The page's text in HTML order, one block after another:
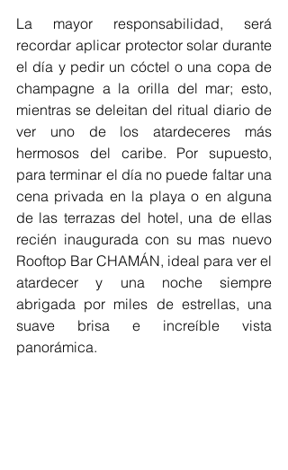
La mayor responsabilidad, será
recordar aplicar protector solar durante
el día y pedir un cóctel o una copa de
champagne a la orilla del mar; esto,
mientras se deleitan del ritual diario de
ver uno de los atardeceres más
hermosos del caribe. Por supuesto,
para terminar el día no puede faltar una
cena privada en la playa o en alguna
de las terrazas del hotel, una de ellas
recién inaugurada con su mas nuevo
Rooftop Bar CHAMÁN, ideal para ver el
atardecer y una noche siempre
abrigada por miles de estrellas, una
suave brisa e increíble vista
panorámica.